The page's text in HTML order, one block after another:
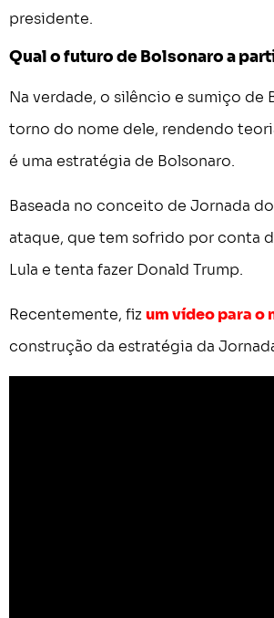
presidente.
Qual o futuro de Bolsonaro a
Na verdade, o silêncio e sumiço de
torno do nome dele, rendendo
é uma estratégia de Bolsonaro.
Baseada no conceito de Jornada
ataque, que tem sofrido por conta
Lula e tenta fazer Donald Trump.
Recentemente, fizum vídeo para o
construção da estratégia da